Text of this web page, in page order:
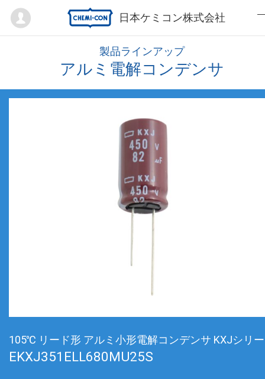
日本ケミコン株式会社
Mypage
製品ラインアップ
アルミ電解コンデンサ
105℃ リード形 アルミ小形電解コンデンサ KXJシリ
EKXJ351ELL680MU25S